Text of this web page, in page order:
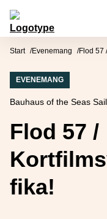
Hoppa till innehåll
Mötesplatsen Social
Start Evenemang Flod 57
EVENEMANG
Bauhaus of the Seas
Flod 57 /
fika!